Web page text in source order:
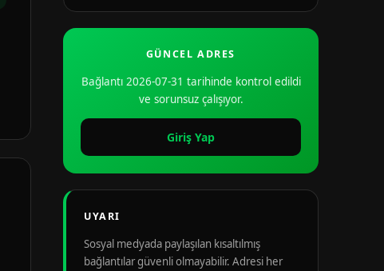
GÜNCEL ADRES
Bağlantı 2026-07-31 tarihinde kontrol edildi
ve sorunsuz çalışıyor.
Giriş Yap
UYARI
Sosyal medyada paylaşılan kısaltılmış
bağlantılar güvenli olmayabilir. Adresi her